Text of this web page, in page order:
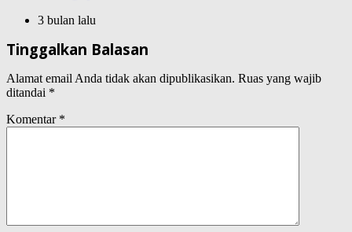
3 bulan lalu
Tinggalkan Balasan
Alamat email Anda tidak akan dipublikasikan. Ruas yang wajib
ditandai *
Komentar *